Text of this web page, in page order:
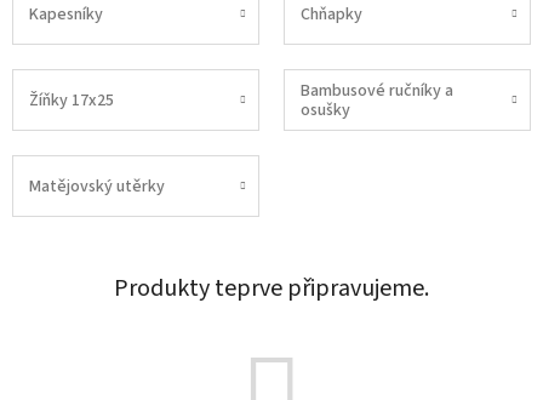
Kapesníky Chňapky
Žíňky 17x25
Bambusové ručníky a
osušky
Matějovský utěrky
Produkty teprve připravujeme.